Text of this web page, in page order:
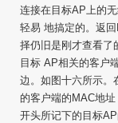
连接在目标AP上的
轻易 地搞定的。返
择仍旧是刚才查看了
目标 AP相关的客户
边。如图十六所示。
的客户端的MAC地
开头所记下的目标